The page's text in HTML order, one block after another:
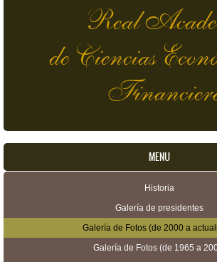
Real
de Ciencias
MENU
Historia
Galería de presidentes
Galería de Fotos (de 2000 a
Galería de Fotos (de 1965 a